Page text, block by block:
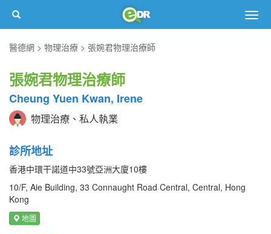
醫德網
物理治療 張婉君物理治療師
張婉君物理治療師
Cheung Yuen Kwan, Irene
物理治療、私人執業
診所地址
香港中環干諾道中33號亞洲大廈10樓
10/F, Aie Building, 33 Connaught Road Central, Central, Hong
Kong
地圖